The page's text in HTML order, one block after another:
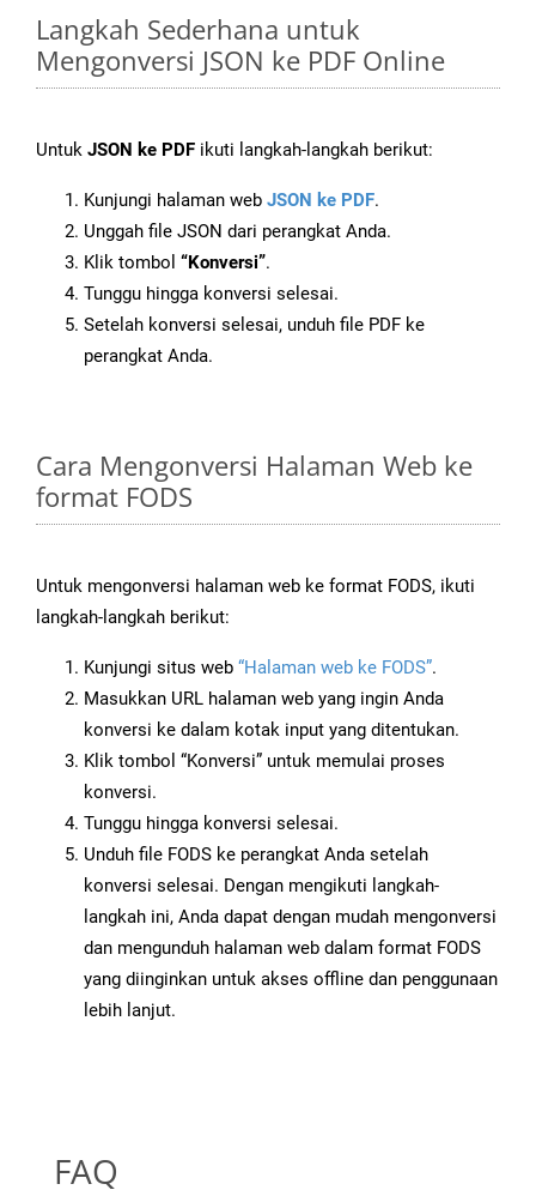
Langkah Sederhana untuk
Mengonversi JSON ke PDF Online
Untuk JSON ke PDF ikuti langkah-langkah berikut:
Kunjungi halaman web JSON ke PDF.
Unggah file JSON dari perangkat Anda.
Klik tombol “Konversi”.
Tunggu hingga konversi selesai.
Setelah konversi selesai, unduh file PDF ke
perangkat Anda.
Cara Mengonversi Halaman Web ke
format FODS
Untuk mengonversi halaman web ke format FODS, ikuti
langkah-langkah berikut:
Kunjungi situs web “Halaman web ke FODS”.
Masukkan URL halaman web yang ingin Anda
konversi ke dalam kotak input yang ditentukan.
Klik tombol “Konversi” untuk memulai proses
konversi.
Tunggu hingga konversi selesai.
Unduh file FODS ke perangkat Anda setelah
konversi selesai. Dengan mengikuti langkah-
langkah ini, Anda dapat dengan mudah mengonversi
dan mengunduh halaman web dalam format FODS
yang diinginkan untuk akses offline dan penggunaan
lebih lanjut.
FAQ